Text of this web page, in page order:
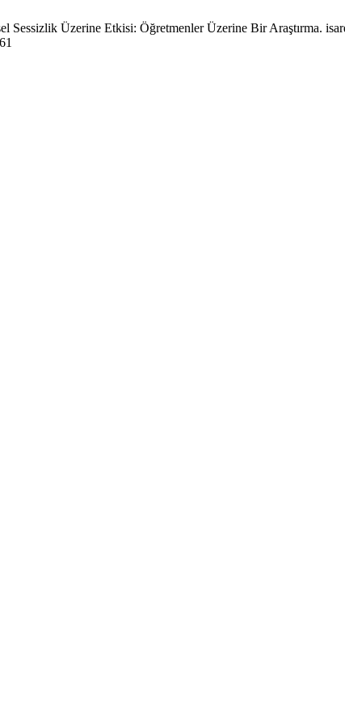
Üzerine Etkisi: Öğretmenler Üzerine Bir Araştırma.